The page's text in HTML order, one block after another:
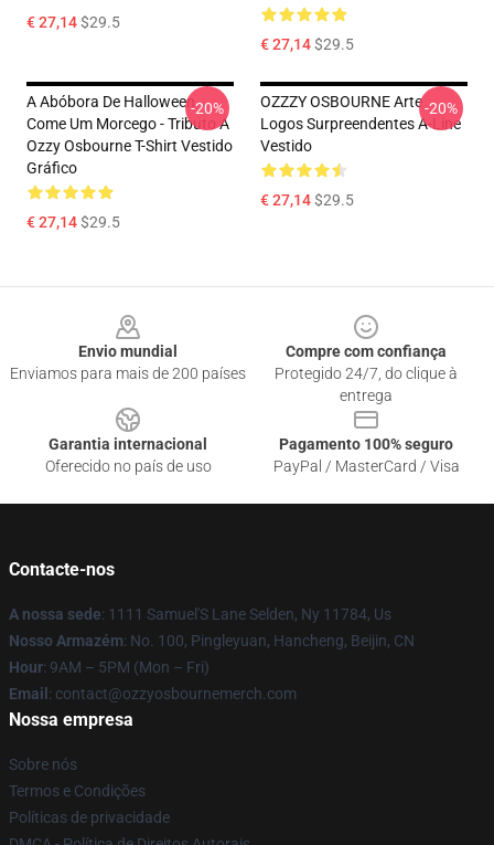
€ 27,14$29.5
€ 27,14$29.5
A Abóbora De Halloween
Come Um Morcego - Tributo A
Ozzy Osbourne T-Shirt Vestido
Gráfico
€ 27,14$29.5
-20%
OZZZY OSBOURNE Arte
Logos Surpreendentes A-Line
Vestido
€ 27,14$29.5
-20%
Envio mundial
Enviamos para mais de 200 países
Compre com confiança
Protegido 24/7, do clique à
entrega
Garantia internacional
Oferecido no país de uso
Pagamento 100% seguro
PayPal / MasterCard / Visa
Contacte-nos
A nossa sede: 1111 Samuel'S Lane Selden, Ny 11784, Us
Nosso Armazém: No. 100, Pingleyuan, Hancheng, Beijin, CN
Hour: 9AM – 5PM (Mon – Fri)
Email : contact@ozzyosbournemerch.com
Nossa empresa
Sobre nós
Termos e Condições
Políticas de privacidade